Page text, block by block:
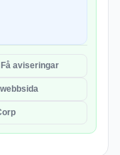
Få aviseringar